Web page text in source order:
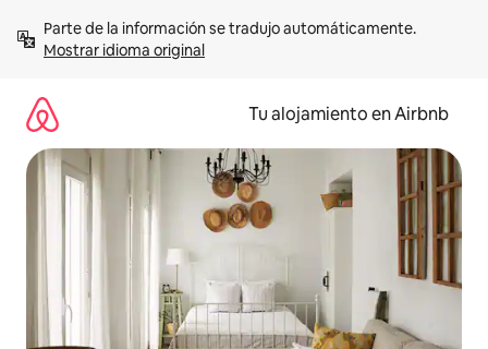
contenidoMostrar idioma original
Tu alojamiento en Airbnb